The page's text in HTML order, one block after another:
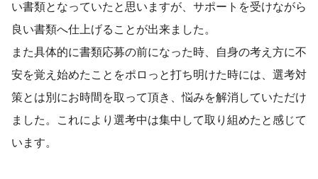
い書類となっていたと思いますが、サポートを受けながら
良い書類へ仕上げることが出来ました。
また具体的に書類応募の前になった時、自身の考え方に不
安を覚え始めたことをポロっと打ち明けた時には、選考対
策とは別にお時間を取って頂き、悩みを解消していただけ
ました。これにより選考中は集中して取り組めたと感じて
います。